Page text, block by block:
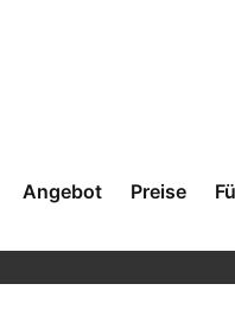
Angebot Preise